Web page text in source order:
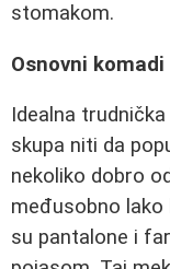
stomakom.
Osnovni
Idealna
skupa niti da
nekoliko dobro
međusobno lako
su pantalone i